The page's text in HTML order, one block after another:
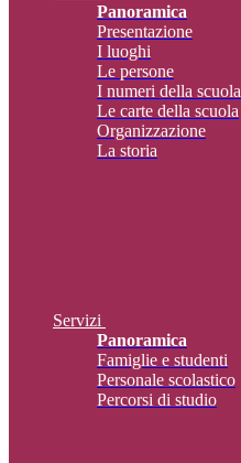
Panoramica
Presentazione
I luoghi
Le persone
I numeri della scuola
Le carte della scuola
Organizzazione
La storia
Servizi
Panoramica
Famiglie e studenti
Personale scolastico
Percorsi di studio